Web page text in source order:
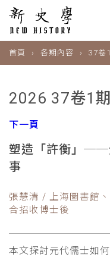
首頁 各期內容 37卷
2026 37卷1期
下一頁
塑造「許衡」──
事
張慧清 / 上海圖書館
合招收博士後
本文探討元代儒士如